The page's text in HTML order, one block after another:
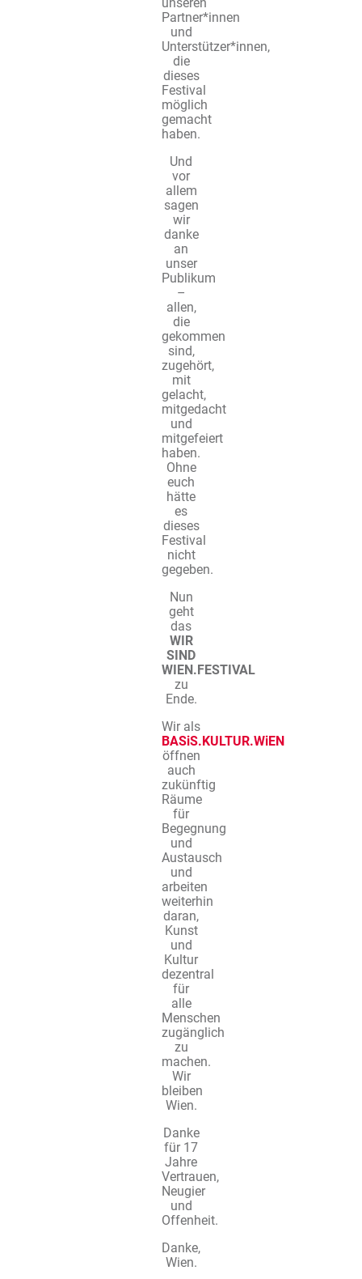
Partner*innen
und
Unterstützer*innen,
die
dieses
Festival
möglich
gemacht
haben.
Und
vor
allem
sagen
wir
danke
an
unser
Publikum
–
allen,
die
gekommen
sind,
zugehört,
mit
gelacht,
mitgedacht
und
mitgefeiert
haben.
Ohne
euch
hätte
es
dieses
Festival
nicht
gegeben.
Nun
geht
das
WIR
SIND
WIEN.FESTIVAL
zu
Ende.
Wir als
BASiS.KULTUR.WiEN
öffnen
auch
zukünftig
Räume
für
Begegnung
und
Austausch
und
arbeiten
weiterhin
daran,
Kunst
und
Kultur
dezentral
für
alle
Menschen
zugänglich
zu
machen.
Wir
bleiben
Wien.
Danke
für 17
Jahre
Vertrauen,
Neugier
und
Offenheit.
Danke,
Wien.